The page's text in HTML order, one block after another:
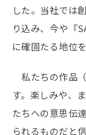
した。当社では
り込み、今や『
に確固たる地位
私たちの作品
す。楽しみや、
たちへの意思伝
られるものだと